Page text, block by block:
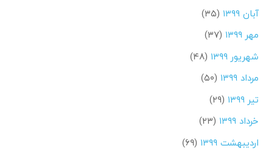
آبان ۱۳۹۹
(۳۵)
مهر ۱۳۹۹
(۳۷)
شهریور ۱۳۹۹
(۴۸)
مرداد ۱۳۹۹
(۵۰)
تیر ۱۳۹۹
(۲۹)
خرداد ۱۳۹۹
(۲۳)
اردیبهشت ۱۳۹۹
(۶۹)